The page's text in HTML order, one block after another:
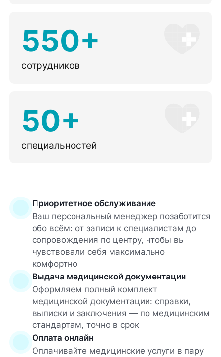
550+
сотрудников
50+
специальностей
Приоритетное обслуживание
Ваш персональный менеджер позаботится
обо всём: от записи к специалистам до
сопровождения по центру, чтобы вы
чувствовали себя максимально
комфортно
Выдача медицинской документации
Оформляем полный комплект
медицинской документации: справки,
выписки и заключения — по медицинским
стандартам, точно в срок
Оплата онлайн
Оплачивайте медицинские услуги в пару